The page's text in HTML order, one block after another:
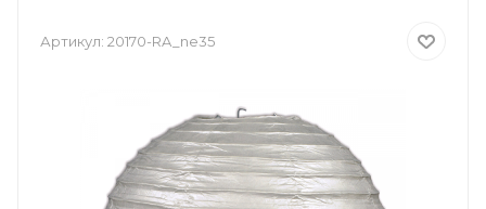
Артикул: 20170-RA_ne35